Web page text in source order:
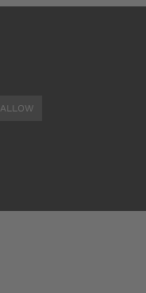
ALLOW